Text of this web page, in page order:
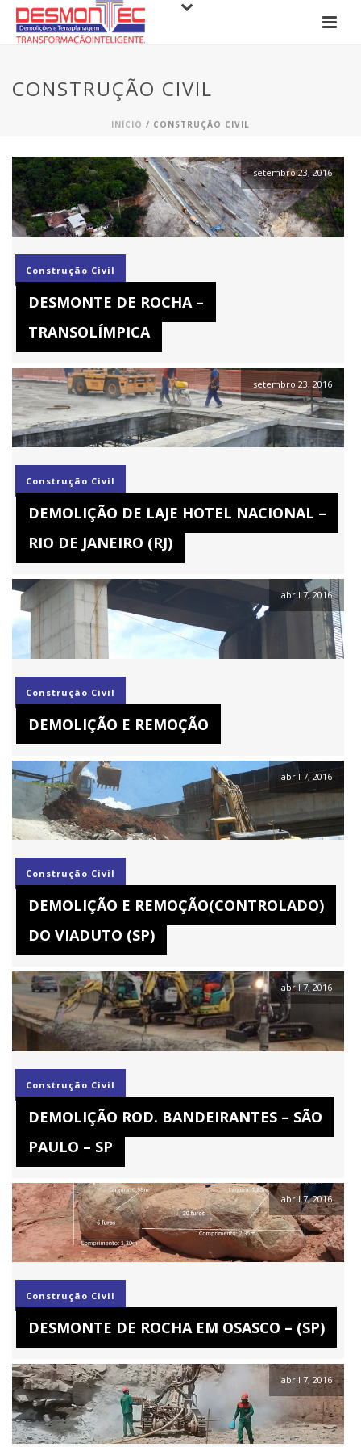
CONSTRUÇÃO CIVIL
INÍCIO / CONSTRUÇÃO CIVIL
setembro 23, 2016
Construção Civil
DESMONTE DE ROCHA –
TRANSOLÍMPICA
setembro 23, 2016
Construção Civil
DEMOLIÇÃO DE LAJE HOTEL NACIONAL –
RIO DE JANEIRO (RJ)
abril 7, 2016
Construção Civil
DEMOLIÇÃO E REMOÇÃO
abril 7, 2016
Construção Civil
DEMOLIÇÃO E REMOÇÃO(CONTROLADO)
DO VIADUTO (SP)
abril 7, 2016
Construção Civil
DEMOLIÇÃO ROD. BANDEIRANTES – SÃO
PAULO – SP
abril 7, 2016
Construção Civil
DESMONTE DE ROCHA EM OSASCO – (SP)
abril 7, 2016